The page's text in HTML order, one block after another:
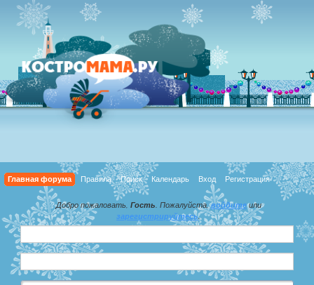
Главная форума Правила Поиск Календарь Вход Регистрация
Добро пожаловать, Гость . Пожалуйста,войдитеили
зарегистрируйтесь.